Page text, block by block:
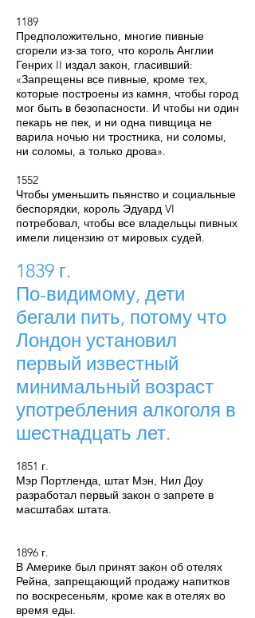
1189
Предположительно, многие пивные
сгорели из-за того, что король Англии
Генрих II издал закон, гласивший:
«Запрещены все пивные, кроме тех,
которые построены из камня, чтобы город
мог быть в безопасности. И чтобы ни один
пекарь не пек, и ни одна пивщица не
варила ночью ни тростника, ни соломы,
ни соломы, а только дрова».
1552
Чтобы уменьшить пьянство и социальные
беспорядки, король Эдуард VI
потребовал, чтобы все владельцы пивных
имели лицензию от мировых судей.
1839 г.
По-видимому, дети
бегали пить, потому что
Лондон установил
первый известный
минимальный возраст
употребления алкоголя в
шестнадцать лет.
1851 г.
Мэр Портленда, штат Мэн, Нил Доу
разработал первый закон о запрете в
масштабах штата.
1896 г.
В Америке был принят закон об отелях
Рейна, запрещающий продажу напитков
по воскресеньям, кроме как в отелях во
время еды.